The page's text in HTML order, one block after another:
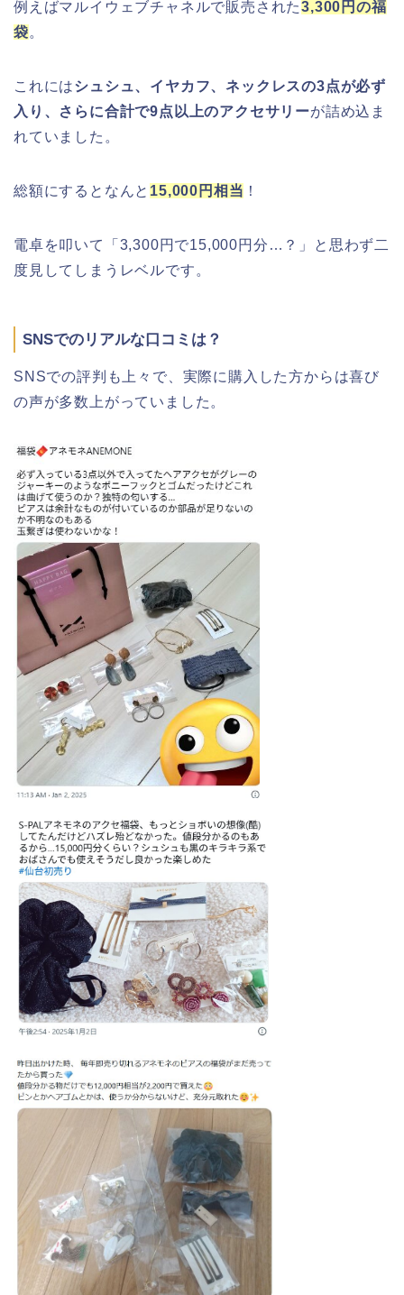
大河原桜まつり(千本桜)2026の屋台の
津山さくらまつり2026の花火や屋台
(出店)の時間はいつから?混雑状況も!
例えばマルイウェブチャネルで販売された3,300円の福
袋。
これにはシュシュ、イヤカフ、ネックレスの3点が必ず
入り、さらに合計で9点以上のアクセサリーが詰め込ま
れていました。
総額にするとなんと 15,000円相当 ！
電卓を叩いて「3,300円で15,000円分…？」と思わず二
度見してしまうレベルです。
SNSでのリアルな口コミは？
SNSでの評判も上々で、実際に購入した方からは喜び
の声が多数上がっていました。